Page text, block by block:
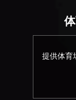
提供体育